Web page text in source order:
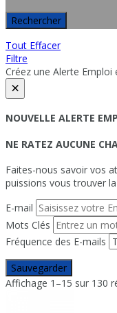
Rechercher
Tout Effacer
Filtre
Créez une Alerte
×
NOUVELLE ALERTE
NE RATEZ AUCUNE
Faites-nous savoir vos
puissions vous trouver
E-mail
Mots Clés
Fréquence des E-mails
Sauvegarder
Affichage 1–15 sur 130